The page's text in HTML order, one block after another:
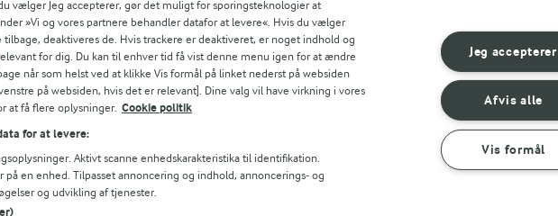
Arla in other countries
Arla Foods
Fødevarestyrelsens smiley-rapporter for
Jörd
Fødevarestyrelsens smiley-rapporter for
Lurpak PB
vælger Jeg accepterer, gør det muligt for sporingsteknologier at
»Vi og vores partnere behandler datafor at levere«. Hvis du vælger
deaktiveres de. Hvis trackere er deaktiveret, er noget indhold og
for dig. Du kan til enhver tid få vist denne menu igen for at ændre
når som helst ved at klikke Vis formål på linket nederst på websiden
på websiden, hvis det er relevant]. Dine valg vil have virkning i vores
at få flere oplysninger. Cookie politik
for at levere:
Aktivt scanne enhedskarakteristika til identifikation.
en enhed. Tilpasset annoncering og indhold, annoncerings- og
og udvikling af tjenester.
Jeg accepterer
Afvis alle
Vis formål